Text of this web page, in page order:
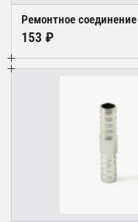
Ремонтное
153 ₽